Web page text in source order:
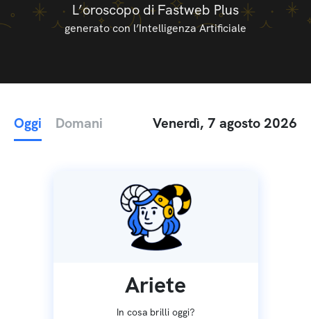
L’oroscopo di Fastweb Plus
generato con l’Intelligenza Artificiale
Oggi Domani Venerdì, 7 agosto 2026
Ariete
In cosa brilli oggi?